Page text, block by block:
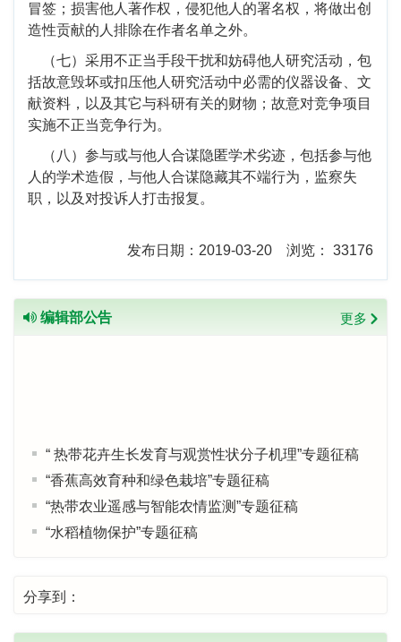
冒签；损害他人著作权，侵犯他人的署名权，将做出创
造性贡献的人排除在作者名单之外。
（七）采用不正当手段干扰和妨碍他人研究活动，包
括故意毁坏或扣压他人研究活动中必需的仪器设备、文
献资料，以及其它与科研有关的财物；故意对竞争项目
实施不正当竞争行为。
（八）参与或与他人合谋隐匿学术劣迹，包括参与他
人的学术造假，与他人合谋隐藏其不端行为，监察失
职，以及对投诉人打击报复。
发布日期：2019-03-20 浏览： 33176
编辑部公告 更多
“ 热带花卉生长发育与观赏性状分子机理”专题征稿
“香蕉高效育种和绿色栽培”专题征稿
“热带农业遥感与智能农情监测”专题征稿
“水稻植物保护”专题征稿
“菠萝高效育种、绿色栽培和采后保鲜”专题征稿
分享到：